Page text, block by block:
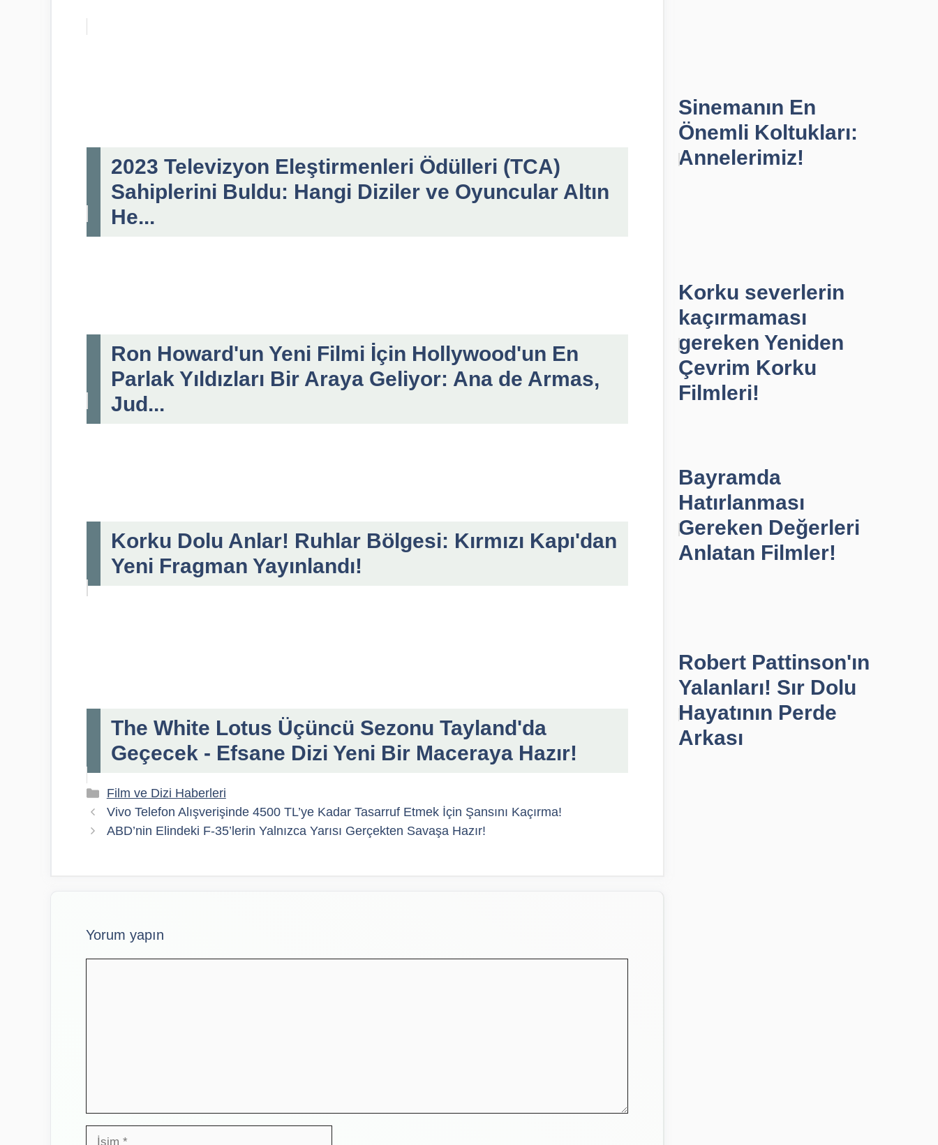
2023 Televizyon Eleştirmenleri Ödülleri (TCA)
Sahiplerini Buldu: Hangi Diziler ve Oyuncular Altın
He...
Ron Howard'un Yeni Filmi İçin Hollywood'un En
Parlak Yıldızları Bir Araya Geliyor: Ana de Armas,
Jud...
Korku Dolu Anlar! Ruhlar Bölgesi: Kırmızı Kapı'dan
Yeni Fragman Yayınlandı!
The White Lotus Üçüncü Sezonu Tayland'da
Geçecek - Efsane Dizi Yeni Bir Maceraya Hazır!
Kategoriler
Film ve Dizi Haberleri
Vivo Telefon Alışverişinde 4500 TL’ye Kadar Tasarruf Etmek İçin Şansını Kaçırma!
ABD’nin Elindeki F-35’lerin Yalnızca Yarısı Gerçekten Savaşa Hazır!
Yorum yapın
İsim
Sinemanın En
Önemli Koltukları:
Annelerimiz!
Korku severlerin
kaçırmaması
gereken Yeniden
Çevrim Korku
Filmleri!
Bayramda
Hatırlanması
Gereken Değerleri
Anlatan Filmler!
Robert Pattinson'ın
Yalanları! Sır Dolu
Hayatının Perde
Arkası